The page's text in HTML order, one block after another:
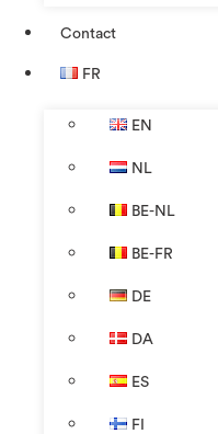
Contact
FR
EN
NL
BE-NL
BE-FR
DE
DA
ES
FI